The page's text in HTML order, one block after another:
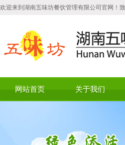
欢迎来到湖南五味坊餐饮管理有限公司官网！
网站首页 关于我们